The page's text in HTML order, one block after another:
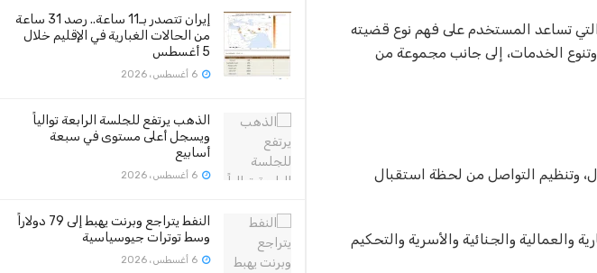
إيران تتصدر بـ11 ساعة.. رصد 31 ساعة
من الحالات الغبارية في الإقليم خلال
5 أغسطس
الذهب يرتفع للجلسة الرابعة توالياً
ويسجل أعلى مستوى في سبعة
أسابيع
النفط يتراجع وبرنت يهبط إلى 79 دولاراً
وسط توترات جيوسياسية
تساعد المستخدم على فهم نوع قضيته
الخدمات، إلى جانب مجموعة من
وتنظيم التواصل من لحظة استقبال
والجنائية والأسرية والتحكيم